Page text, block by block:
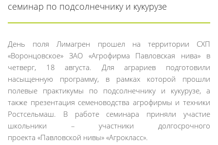
семинар по подсолнечнику и кукурузе
День поля Лимагрен прошел на территории СХП
«Воронцовское» ЗАО «Агрофирма Павловская нива» в
четверг, 18 августа. Для аграриев подготовили
насыщенную программу, в рамках которой прошли
полевые практикумы по подсолнечнику и кукурузе, а
также презентация семеноводства агрофирмы и техники
Ростсельмаш. В работе семинара приняли участие
школьники – участники долгосрочного
проекта «Павловской нивы» «Агрокласс».